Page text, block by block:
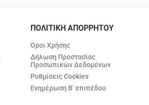
ΠΟΛΙΤΙΚΗ ΑΠΟΡΡΗΤΟΥ
Όροι Χρήσης
Δήλωση Προστασίας
Προσωπικών Δεδομένων
Ρυθμίσεις Cookies
Ενημέρωση Β’ επιπέδου